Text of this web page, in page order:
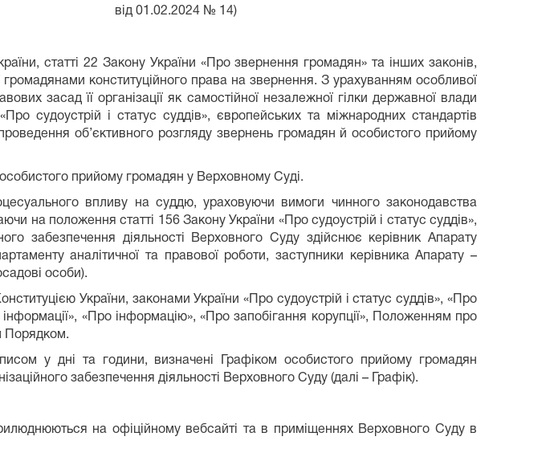
від 01.02.2024 № 14)
статті 22 Закону України «Про звернення громадян» та інших законів,
громадянами конституційного права на звернення. З урахуванням особливої
засад її організації як самостійної незалежної гілки державної влади
судоустрій і статус суддів», європейських та міжнародних стандартів
об’єктивного розгляду звернень громадян й особистого прийому
прийому громадян у Верховному Суді.
впливу на суддю, ураховуючи вимоги чинного законодавства
на положення статті 156 Закону України «Про судоустрій і статус суддів»,
забезпечення діяльності Верховного Суду здійснює керівник Апарату
аналітичної та правової роботи, заступники керівника Апарату –
особи).
України, законами України «Про судоустрій і статус суддів», «Про
«Про інформацію», «Про запобігання корупції», Положенням про
Порядком.
у дні та години, визначені Графіком особистого прийому громадян
забезпечення діяльності Верховного Суду (далі – Графік).
на офіційному вебсайті та в приміщеннях Верховного Суду в